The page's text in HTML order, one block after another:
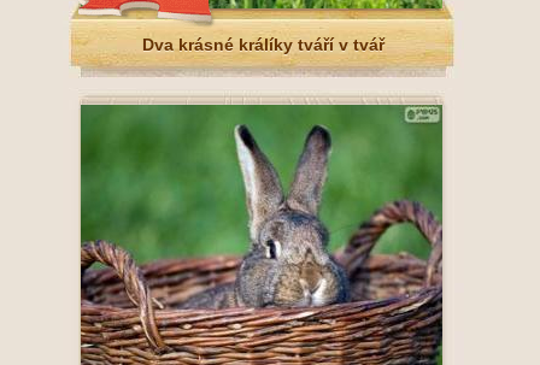
Dva krásné králíky tváří v tvář